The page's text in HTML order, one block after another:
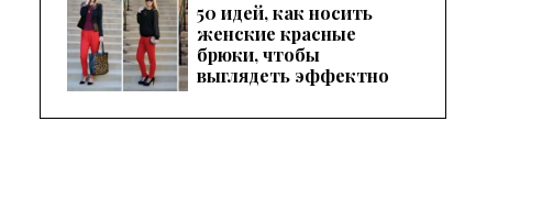
50 идей, как носить
женские красные
брюки, чтобы
выглядеть эффектно